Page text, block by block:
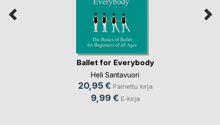
Ballet for Everybody
Heli Santavuori
20,95 € Painettu kirja
9,99 € E-kirja